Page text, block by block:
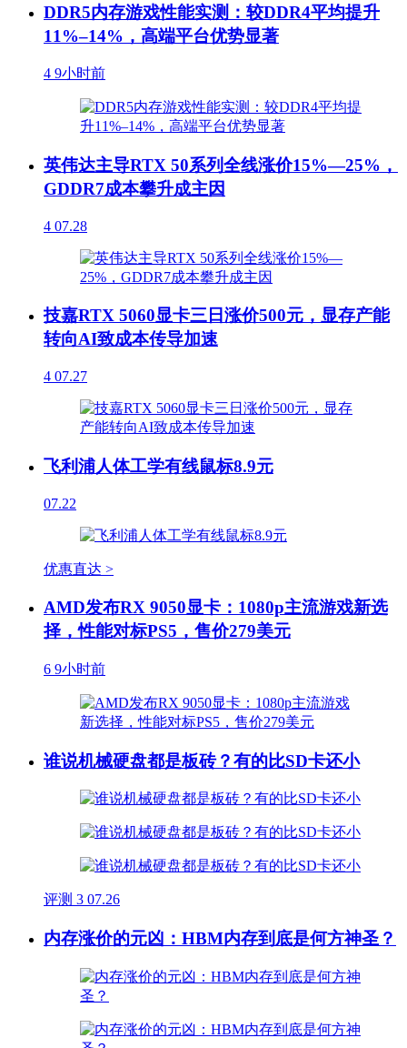
DDR5内存游戏性能实测：较DDR4平均提升
11%–14%，高端平台优势显著
4 9小时前
英伟达主导RTX 50系列全线涨价15%—25%，
GDDR7成本攀升成主因
4 07.28
技嘉RTX 5060显卡三日涨价500元，显存产能
转向AI致成本传导加速
4 07.27
飞利浦人体工学有线鼠标8.9元
07.22
优惠直达 >
AMD发布RX 9050显卡：1080p主流游戏新选
择，性能对标PS5，售价279美元
6 9小时前
谁说机械硬盘都是板砖？有的比SD卡还小
评测 3 07.26
内存涨价的元凶：HBM内存到底是何方神圣？